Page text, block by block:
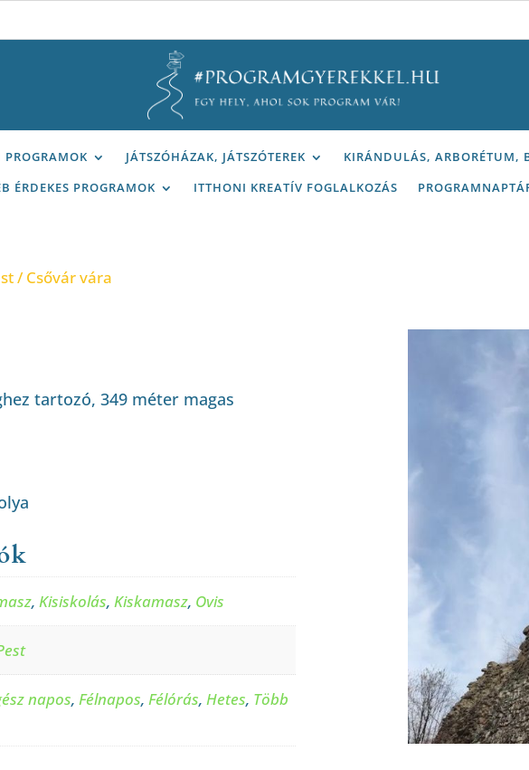
PROGRAMOK JÁTSZÓHÁZAK, JÁTSZÓTEREK KIRÁNDULÁS, ARBORÉTUM,
ÉRDEKES PROGRAMOK
ITTHONI KREATÍV FOGLALKOZÁS
/ Csővár vára
tartozó, 349 méter magas
,Kisiskolás,Kiskamasz, Ovis
napos,Félnapos,Félórás,Hetes, Több